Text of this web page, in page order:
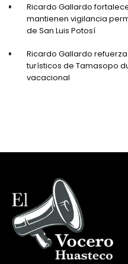
Ricardo Gallardo
mantienen vigilancia
de San Luis Potosí
Ricardo Gallardo
turísticos de Tamasopo
vacacional